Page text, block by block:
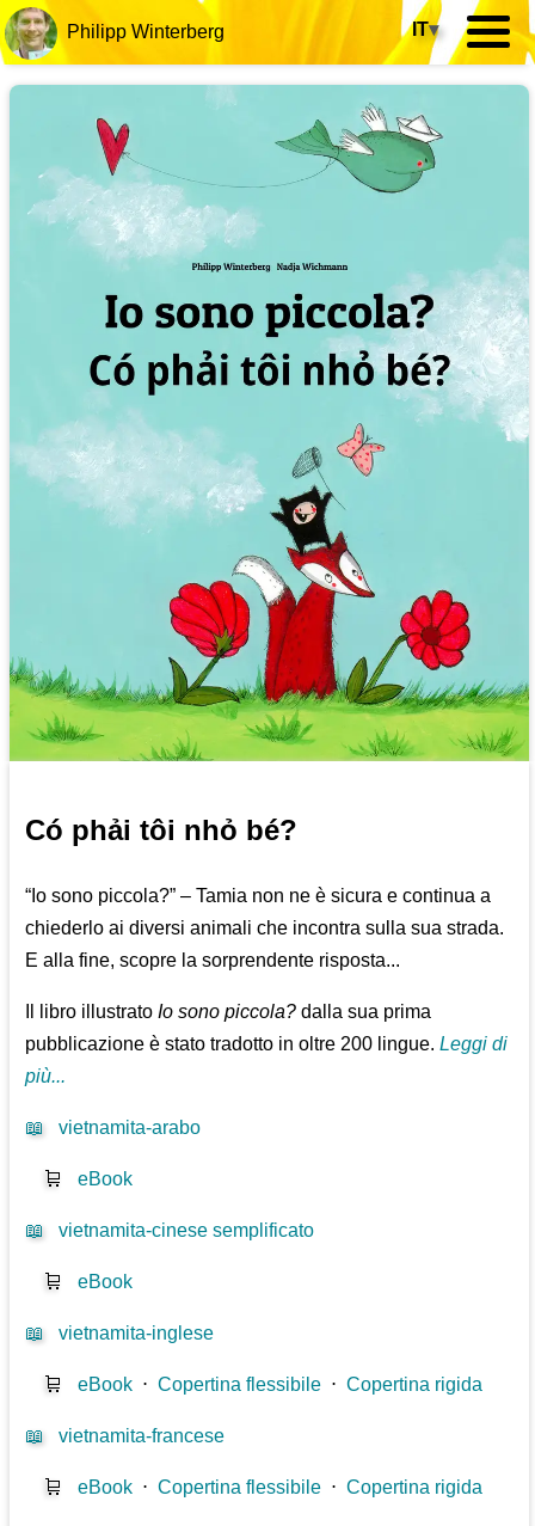
Philipp Winterberg IT▾
Có phải tôi nhỏ bé?
“Io sono piccola?” – Tamia non ne è sicura e continua a
chiederlo ai diversi animali che incontra sulla sua strada.
E alla fine, scopre la sorprendente risposta...
Il libro illustratoIo sono piccola? dalla sua prima
pubblicazione è stato tradotto in oltre 200 lingue.Leggi di
più...
📖 vietnamita-arabo
🛒 eBook
📖 vietnamita-cinese semplificato
🛒 eBook
📖 vietnamita-inglese
🛒 eBook ⋅Copertina flessibile ⋅Copertina rigida
📖 vietnamita-francese
🛒 eBook ⋅Copertina flessibile ⋅Copertina rigida